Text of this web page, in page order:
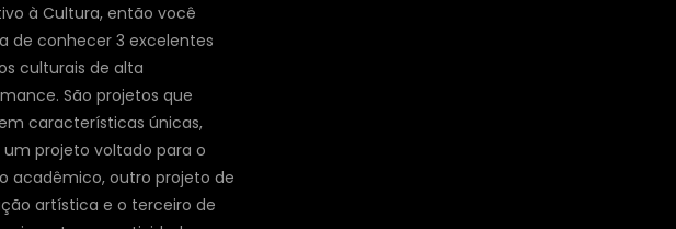
à Cultura, então você
de conhecer 3 excelentes
culturais de alta
São projetos que
características únicas,
um projeto voltado para o
acadêmico, outro projeto de
artística e o terceiro de